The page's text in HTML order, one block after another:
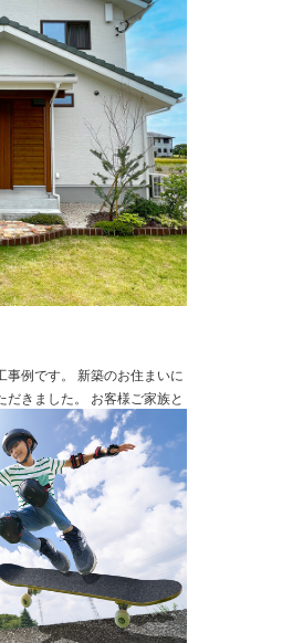
事例です。 新築のお住まいに
だきました。 お客様ご家族と
ようなお庭にしたいと考えま
る玄関までのアプローチ […]